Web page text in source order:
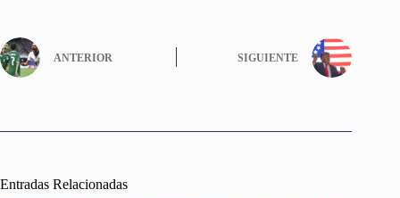
ANTERIOR SIGUIENTE
Entradas Relacionadas